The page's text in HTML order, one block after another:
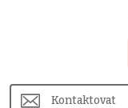
Kontaktovat